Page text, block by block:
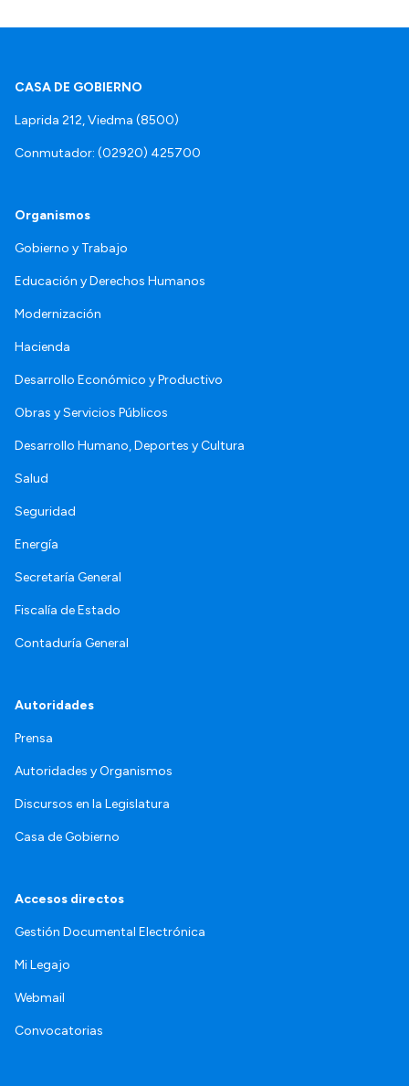
CASA DE GOBIERNO
Laprida 212, Viedma (8500)
Conmutador: (02920) 425700
Organismos
Gobierno y Trabajo
Educación y Derechos Humanos
Modernización
Hacienda
Desarrollo Económico y Productivo
Obras y Servicios Públicos
Desarrollo Humano, Deportes y Cultura
Salud
Seguridad
Energía
Secretaría General
Fiscalía de Estado
Contaduría General
Autoridades
Prensa
Autoridades y Organismos
Discursos en la Legislatura
Casa de Gobierno
Accesos directos
Gestión Documental Electrónica
Mi Legajo
Webmail
Convocatorias